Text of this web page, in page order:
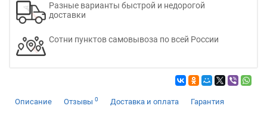
Разные варианты быстрой и недорогой
доставки
Сотни пунктов самовывоза по всей России
Описание Отзывы 0 Доставка и оплата Гарантия